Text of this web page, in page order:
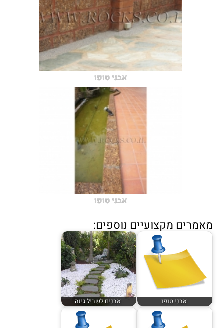
אבני טופו
אבני טופו
מאמרים מקצועיים נוספים:
אבני טופו אבנים לשביל גינה